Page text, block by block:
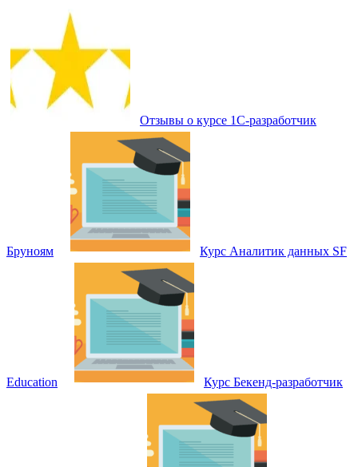
Отзывы о курсе 1С-разработчик
Бруноям Курс Аналитик данных SF
Education Курс Бекенд-разработчик